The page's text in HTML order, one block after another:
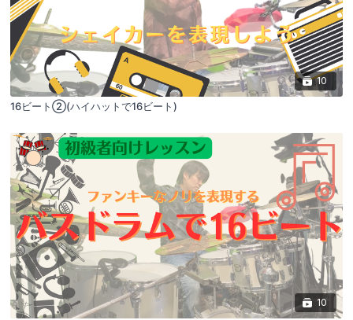
10
16ビート②(ハイハットで16ビート)
10